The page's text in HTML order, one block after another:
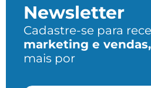
Newsletter
Cadastre-se para
marketing e
mais por